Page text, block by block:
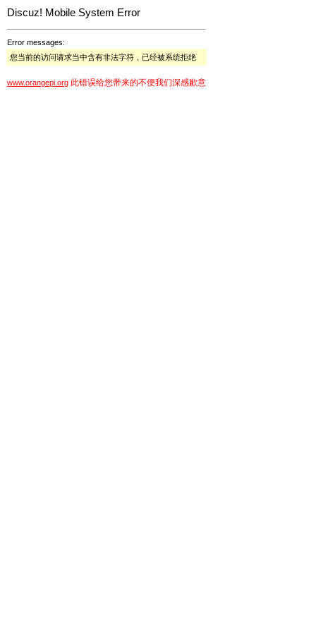
Discuz! Mobile System Error
Error messages:
您当前的访问请求当中含有非法字符，已经被系统拒绝
www.orangepi.org 此错误给您带来的不便我们深感歉意